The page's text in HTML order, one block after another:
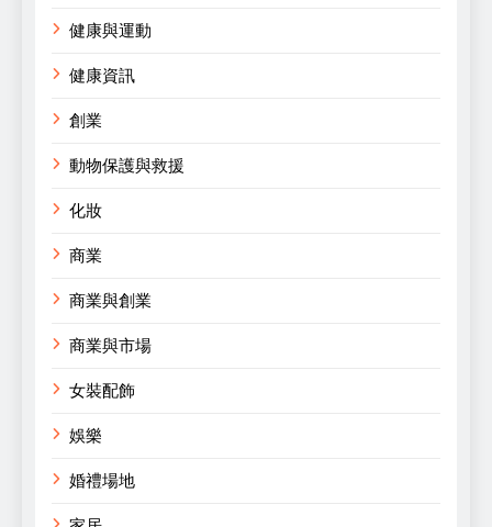
健康與運動
健康資訊
創業
動物保護與救援
化妝
商業
商業與創業
商業與市場
女裝配飾
娛樂
婚禮場地